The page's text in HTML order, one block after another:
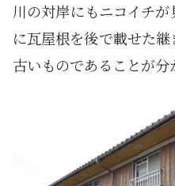
川の対岸にもニコイチ
に瓦屋根を後で載せた
古いものであることが分